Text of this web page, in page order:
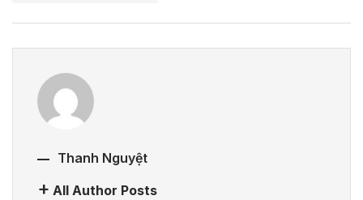
Thanh Nguyệt
All Author Posts